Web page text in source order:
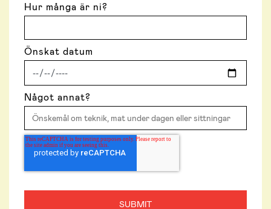
Hur många är ni?
Önskat datum
Något annat?